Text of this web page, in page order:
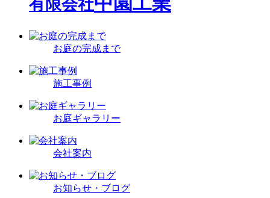
有限会社
お庭の完成まで
施工事例
お庭ギャラリー
会社案内
お知らせ・ブログ